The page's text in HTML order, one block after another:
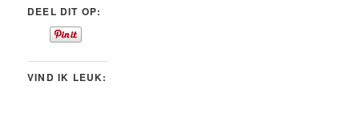
DEEL DIT OP:
VIND IK LEUK: